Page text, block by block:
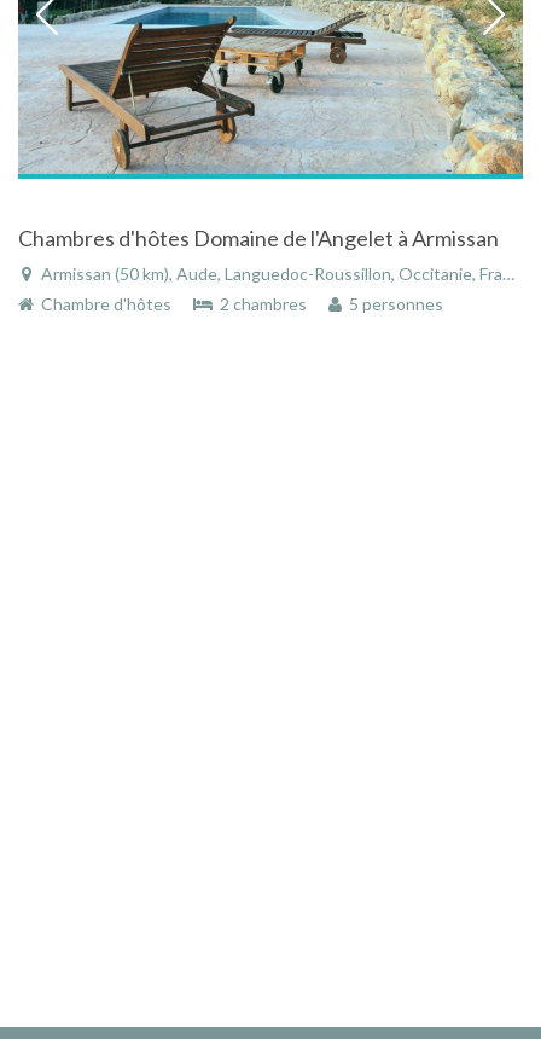
Chambres d'hôtes Domaine de l'Angelet à Armissan
Armissan (50 km), Aude, Languedoc-Roussillon, Occitanie, France
Chambre d'hôtes
2 chambres 5 personnes